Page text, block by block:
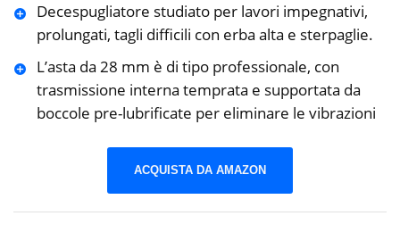
Decespugliatore studiato per lavori impegnativi,
prolungati, tagli difficili con erba alta e sterpaglie.
L’asta da 28 mm è di tipo professionale, con
trasmissione interna temprata e supportata da
boccole pre-lubrificate per eliminare le vibrazioni
ACQUISTA DA AMAZON